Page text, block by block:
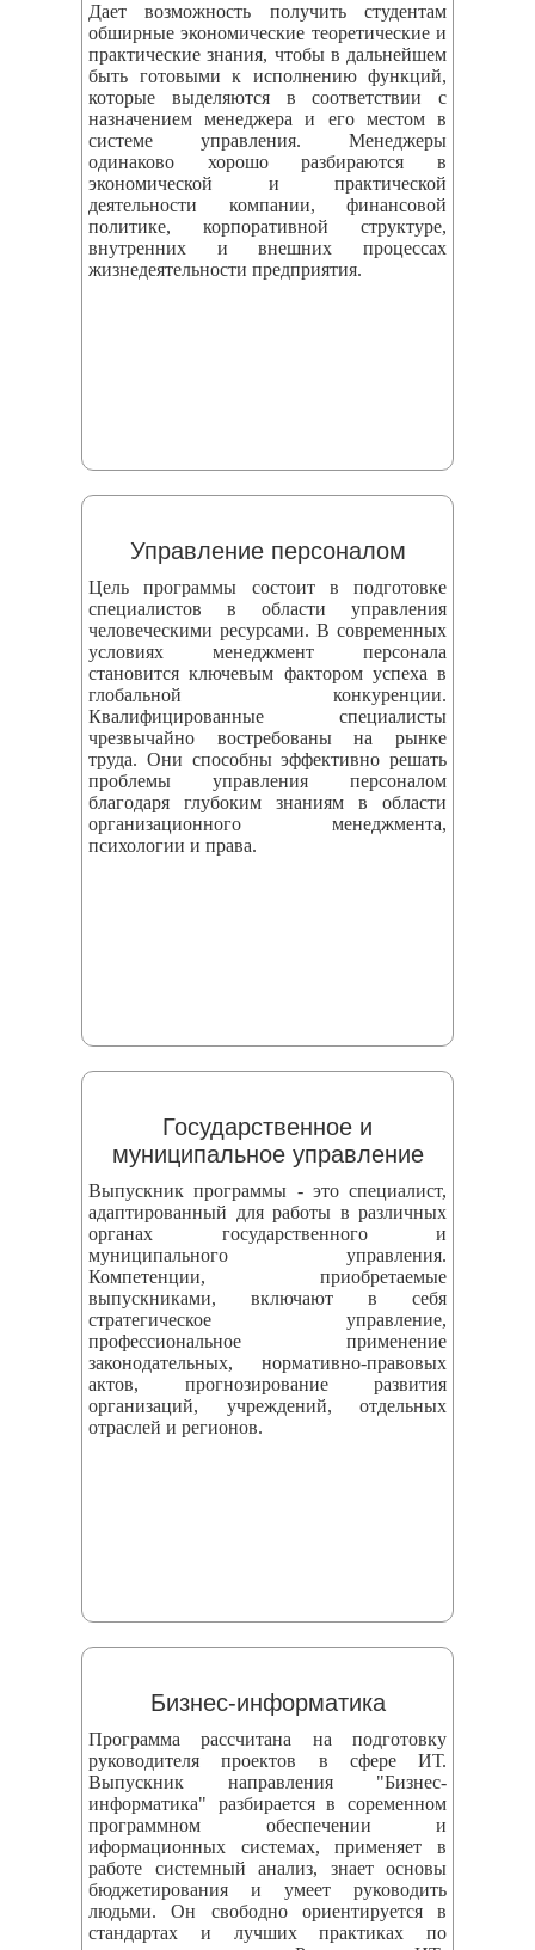
Дает возможность получить студентам
обширные экономические теоретические и
практические знания, чтобы в дальнейшем
быть готовыми к исполнению функций,
которые выделяются в соответствии с
назначением менеджера и его местом в
системе управления. Менеджеры
одинаково хорошо разбираются в
экономической и практической
деятельности компании, финансовой
политике, корпоративной структуре,
внутренних и внешних процессах
жизнедеятельности предприятия.
Управление персоналом
Цель программы состоит в подготовке
специалистов в области управления
человеческими ресурсами. В современных
условиях менеджмент персонала
становится ключевым фактором успеха в
глобальной конкуренции.
Квалифицированные специалисты
чрезвычайно востребованы на рынке
труда. Они способны эффективно решать
проблемы управления персоналом
благодаря глубоким знаниям в области
организационного менеджмента,
психологии и права.
Государственное и
муниципальное управление
Выпускник программы - это специалист,
адаптированный для работы в различных
органах государственного и
муниципального управления.
Компетенции, приобретаемые
выпускниками, включают в себя
стратегическое управление,
профессиональное применение
законодательных, нормативно-правовых
актов, прогнозирование развития
организаций, учреждений, отдельных
отраслей и регионов.
Бизнес-информатика
Программа рассчитана на подготовку
руководителя проектов в сфере ИТ.
Выпускник направления "Бизнес-
информатика" разбирается в соременном
программном обеспечении и
иформационных системах, применяет в
работе системный анализ, знает основы
бюджетирования и умеет руководить
людьми. Он свободно ориентируется в
стандартах и лучших практиках по